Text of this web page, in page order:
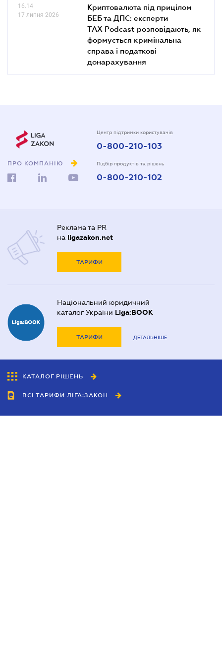
16.14
17 липня 2026
Криптовалюта під прицілом
БЕБ та ДПС: експерти
TAX Podcast розповідають, як
формується кримінальна
справа і податкові
донарахування
ПРО КОМПАНІЮ
Центр підтримки користувачів
0-800-210-103
Підбір продуктів та рішень
0-800-210-102
Реклама та PR
на ligazakon.net
ТАРИФИ
Національний юридичний
каталог України Liga:BOOK
ТАРИФИ ДЕТАЛЬНІШЕ
КАТАЛОГ РІШЕНЬ
ВСІ ТАРИФИ ЛІГА:ЗАКОН